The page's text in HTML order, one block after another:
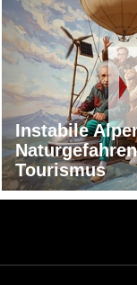
Instabile
Tourismus